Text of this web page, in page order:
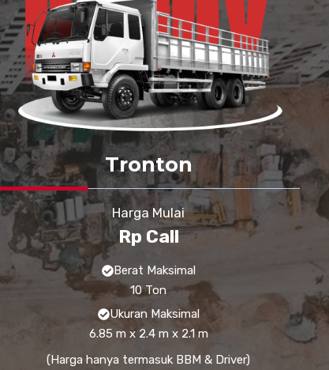
Tronton
Harga Mulai
Rp Call
Berat Maksimal
10 Ton
Ukuran Maksimal
6.85 m x 2.4 m x 2.1 m
(Harga hanya termasuk BBM & Driver)